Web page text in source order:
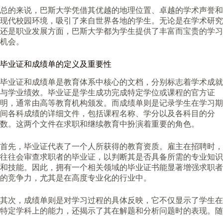
总的来说，巴斯大学凭借其优越的地理位置、卓越的学术声誉和
现代校园环境，吸引了来自世界各地的学生。无论是在学术研究
还是职业发展方面，巴斯大学都为学生提供了丰富而宝贵的学习
机会。
毕业证和成绩单的定义及重要性
毕业证和成绩单是教育体系中核心的文档，分别标志着学术成就
与学业绩效。毕业证是学生成功完成特定学位或课程的官方证
明，通常由高等教育机构颁发。而成绩单则是记录学生在学习期
间各科成绩的详细文件，包括课程名称、学分以及各科目的分
数。这两个文件在求职和继续教育中扮演着重要的角色。
首先，毕业证代表了一个人所获得的教育资质。雇主在招聘时，
往往会审查求职者的毕业证，以判断其是否具备所需的专业知识
和技能。因此，拥有一个相关领域的毕业证书能显著增强求职者
的竞争力，尤其是在高度专业化的行业中。
其次，成绩单则是对学习过程的具体反映，它不仅显示了学生在
特定学科上的能力，还揭示了其在解题和分析问题时的表现。随